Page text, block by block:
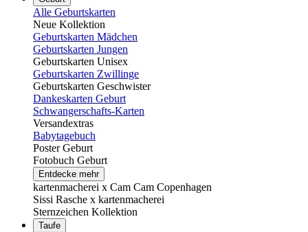
Alle Geburtskarten
Neue Kollektion
Geburtskarten Mädchen
Geburtskarten Jungen
Geburtskarten Unisex
Geburtskarten Zwillinge
Geburtskarten Geschwister
Dankeskarten Geburt
Schwangerschafts-Karten
Versandextras
Babytagebuch
Poster Geburt
Fotobuch Geburt
Entdecke mehr
kartenmacherei x Cam Cam Copenhagen
Sissi Rasche x kartenmacherei
Sternzeichen Kollektion
Taufe